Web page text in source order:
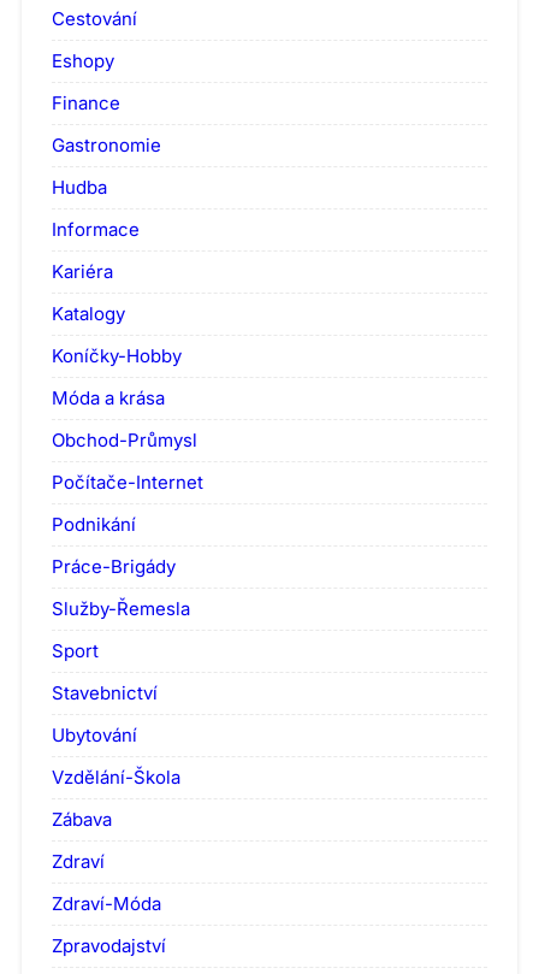
Cestování
Eshopy
Finance
Gastronomie
Hudba
Informace
Kariéra
Katalogy
Koníčky-Hobby
Móda a krása
Obchod-Průmysl
Počítače-Internet
Podnikání
Práce-Brigády
Služby-Řemesla
Sport
Stavebnictví
Ubytování
Vzdělání-Škola
Zábava
Zdraví
Zdraví-Móda
Zpravodajství